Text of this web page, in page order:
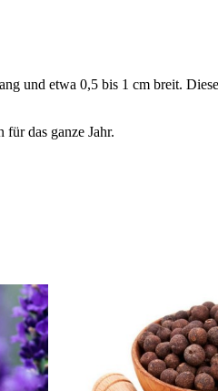
und etwa 0,5 bis 1 cm breit.
das ganze Jahr.